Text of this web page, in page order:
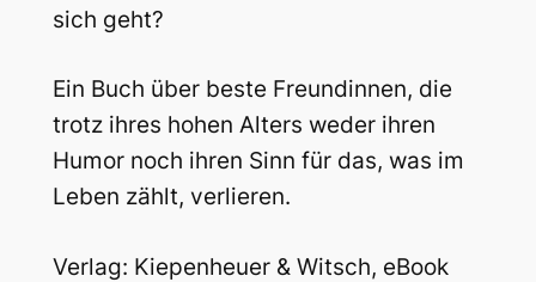
sich geht?
Ein Buch über beste Freundinnen, die
trotz ihres hohen Alters weder ihren
Humor noch ihren Sinn für das, was im
Leben zählt, verlieren.
Verlag: Kiepenheuer & Witsch, eBook